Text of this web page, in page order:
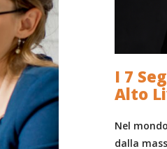
I 7
Alto
Nel
dalla